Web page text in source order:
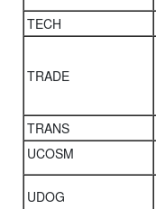
TECH
TRADE
TRANS
UCOSM
UDOG